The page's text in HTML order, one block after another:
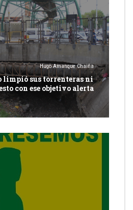
Hugo Amanque Chaiña
limpió sus torrenteras ni
con ese objetivo alerta